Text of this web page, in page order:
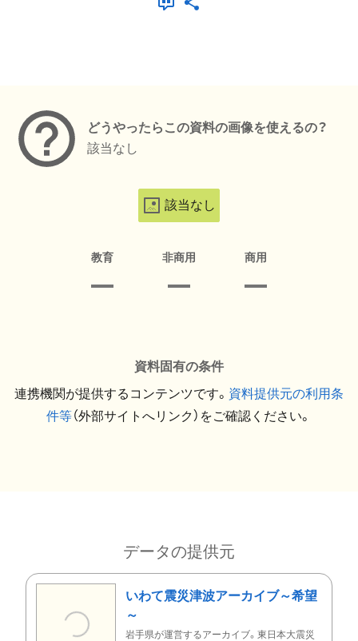
どうやったらこの資料の画像を使えるの？
該当なし
該当なし
教育 非商用 商用
資料固有の条件
連携機関が提供するコンテンツです。 資料提供元の利用条
件等（外部サイトへリンク）をご確認ください。
データの提供元
いわて震災津波アーカイブ～希望
～
岩手県が運営するアーカイブ。東日本大震災